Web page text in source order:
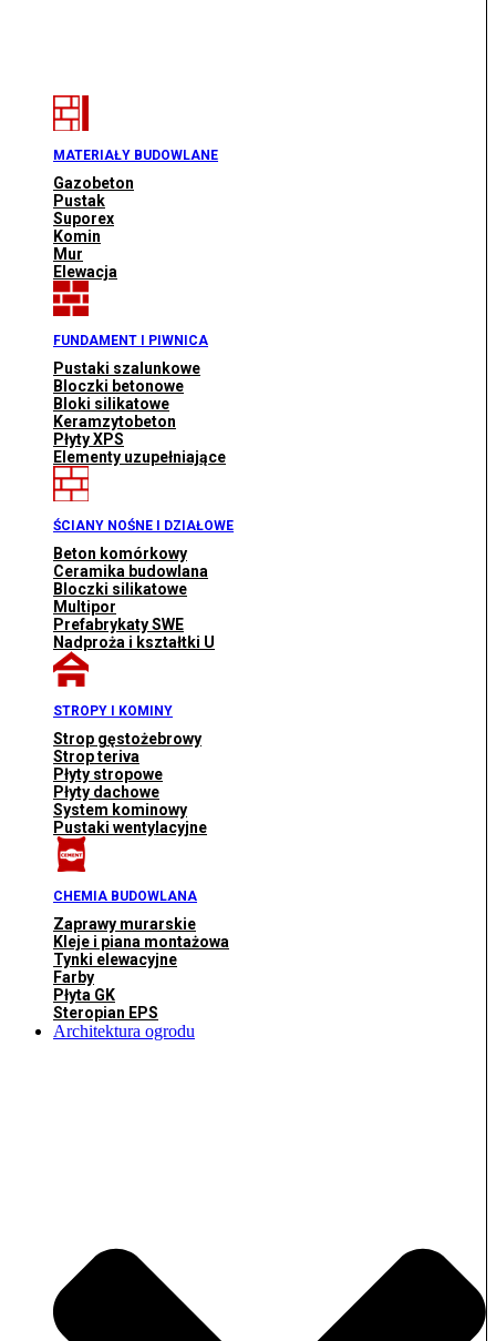
MATERIAŁY BUDOWLANE
Gazobeton
Pustak
Suporex
Komin
Mur
Elewacja
FUNDAMENT I PIWNICA
Pustaki szalunkowe
Bloczki betonowe
Bloki silikatowe
Keramzytobeton
Płyty XPS
Elementy uzupełniające
ŚCIANY NOŚNE I DZIAŁOWE
Beton komórkowy
Ceramika budowlana
Bloczki silikatowe
Multipor
Prefabrykaty SWE
Nadproża i kształtki U
STROPY I KOMINY
Strop gęstożebrowy
Strop teriva
Płyty stropowe
Płyty dachowe
System kominowy
Pustaki wentylacyjne
CHEMIA BUDOWLANA
Zaprawy murarskie
Kleje i piana montażowa
Tynki elewacyjne
Farby
Płyta GK
Steropian EPS
Architektura ogrodu